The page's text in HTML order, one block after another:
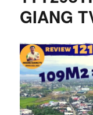
GIANG